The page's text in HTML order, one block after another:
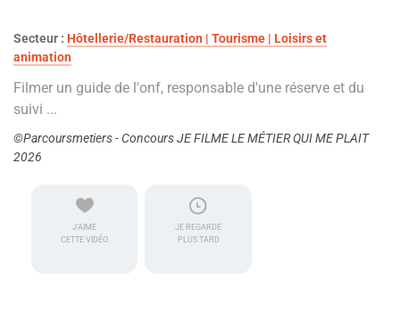
Secteur : Hôtellerie/Restauration | Tourisme | Loisirs et
animation
Filmer un guide de l'onf, responsable d'une réserve et du
suivi ...
©Parcoursmetiers - Concours JE FILME LE MÉTIER QUI ME PLAIT
2026
J'AIME
CETTE VIDÉO
JE REGARDE
PLUS TARD